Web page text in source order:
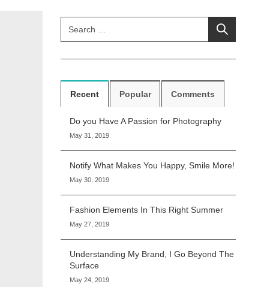
Recent Popular Comments
Do you Have A Passion for Photography
May 31, 2019
Notify What Makes You Happy, Smile More!
May 30, 2019
Fashion Elements In This Right Summer
May 27, 2019
Understanding My Brand, I Go Beyond The
Surface
May 24, 2019